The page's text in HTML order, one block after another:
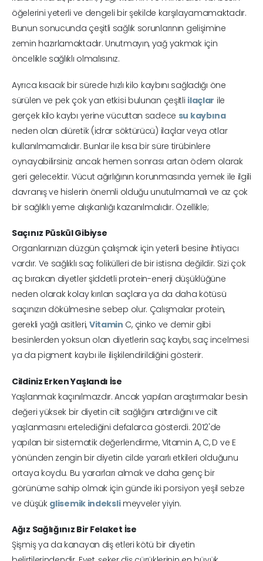
öğelerini yeterli ve dengeli bir şekilde karşılayamamaktadır.
Bunun sonucunda çeşitli sağlık sorunlarının gelişimine
zemin hazırlamaktadır. Unutmayın, yağ yakmak için
öncelikle sağlıklı olmalısınız.
Ayrıca kısacık bir sürede hızlı kilo kaybını sağladığı öne
sürülen ve pek çok yan etkisi bulunan çeşitli ilaçlar ile
gerçek kilo kaybı yerine vücuttan sadece su kaybına
neden olan diüretik (idrar söktürücü) ilaçlar veya otlar
kullanılmamalıdır. Bunlar ile kısa bir süre tirübinlere
oynayabilirsiniz ancak hemen sonrası artan ödem olarak
geri gelecektir. Vücut ağırlığının korunmasında yemek ile ilgili
davranış ve hislerin önemli olduğu unutulmamalı ve az çok
bir sağlıklı yeme alışkanlığı kazanılmalıdır. Özellikle;
Saçınız Püskül Gibiyse
Organlarınızın düzgün çalışmak için yeterli besine ihtiyacı
vardır. Ve sağlıklı saç folikülleri de bir istisna değildir. Sizi çok
aç bırakan diyetler şiddetli protein-enerji düşüklüğüne
neden olarak kolay kırılan saçlara ya da daha kötüsü
saçınızın dökülmesine sebep olur. Çalışmalar protein,
gerekli yağlı asitleri, Vitamin C, çinko ve demir gibi
besinlerden yoksun olan diyetlerin saç kaybı, saç incelmesi
ya da pigment kaybı ile ilişkilendirildiğini gösterir.
Cildiniz Erken Yaşlandı İse
Yaşlanmak kaçınılmazdır. Ancak yapılan araştırmalar besin
değeri yüksek bir diyetin cilt sağlığını artırdığını ve cilt
yaşlanmasını ertelediğini defalarca gösterdi. 2012'de
yapılan bir sistematik değerlendirme, Vitamin A, C, D ve E
yönünden zengin bir diyetin cilde yararlı etkileri olduğunu
ortaya koydu. Bu yararları almak ve daha genç bir
görünüme sahip olmak için günde iki porsiyon yeşil sebze
ve düşük glisemik indekslimeyveler yiyin.
Ağız Sağlığınız Bir Felaket İse
Şişmiş ya da kanayan diş etleri kötü bir diyetin